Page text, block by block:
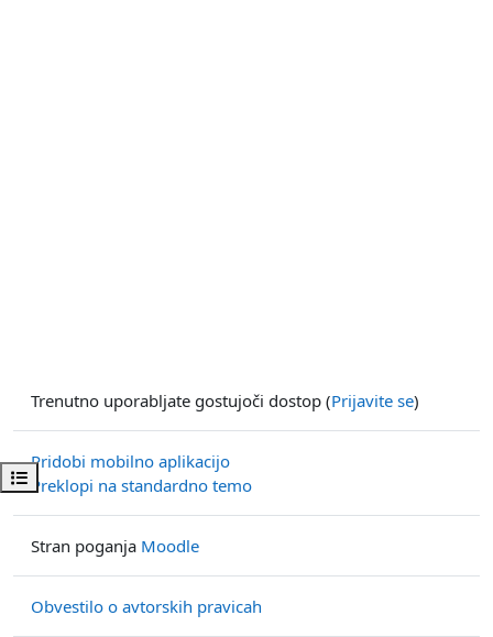
Odpri kazalo predmeta
Trenutno uporabljate gostujoči dostop (Prijavite se)
Pridobi mobilno aplikacijo
Preklopi na standardno temo
Stran poganja Moodle
Obvestilo o avtorskih pravicah